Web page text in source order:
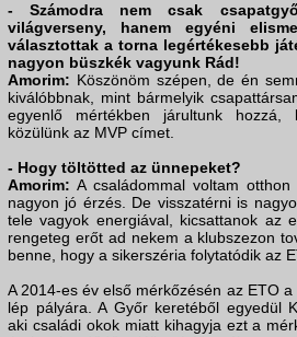
- Számodra nem csak
világverseny, hanem egyéni
választottak a torna legértékesebb
nagyon büszkék vagyunk Rád!
Amorim: Köszönöm szépen, de én
kiválóbbnak, mint bármelyik
egyenlő mértékben járultunk hozzá,
közülünk az MVP címet.
- Hogy töltötted az ünnepeket?
Amorim: A családommal voltam
nagyon jó érzés. De visszatérni is
tele vagyok energiával, kicsattanok az
rengeteg erőt ad nekem a klubszezon
benne, hogy a sikerszéria folytatódik az
A 2014-es év első mérkőzésén az ETO a
lép pályára. A Győr keretéből egyedül
aki családi okok miatt kihagyja ezt a